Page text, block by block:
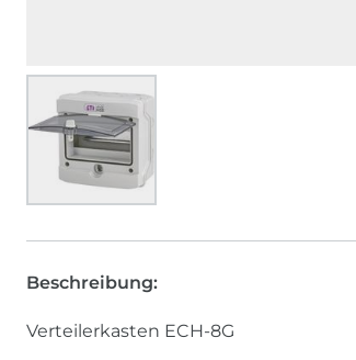
Beschreibung:
Verteilerkasten ECH-8G